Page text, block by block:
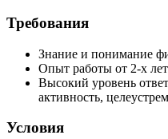
Афиша
О компании
Смотреть все
Требования
Знание и понимание
Опыт работы от 2-х
Высокий уровень
активность,
Условия